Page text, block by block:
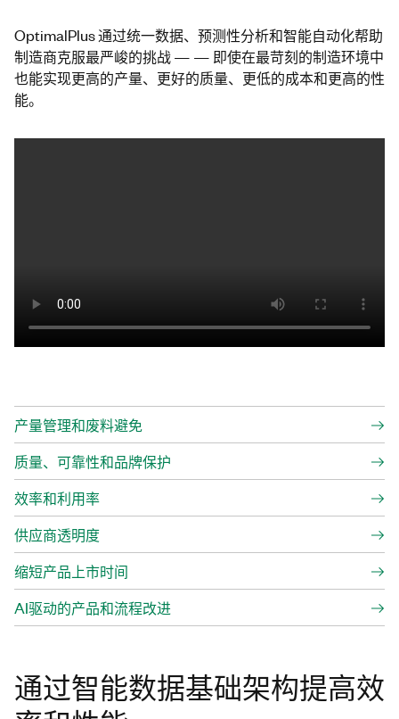
OptimalPlus 通过统一数据、预测性分析和智能自动化帮助
制造商克服最严峻的挑战 — — 即使在最苛刻的制造环境中
也能实现更高的产量、更好的质量、更低的成本和更高的性
能。
产量管理和废料避免
质量、可靠性和品牌保护
效率和利用率
供应商透明度
缩短产品上市时间
AI驱动的产品和流程改进
通过智能数据基础架构提高效